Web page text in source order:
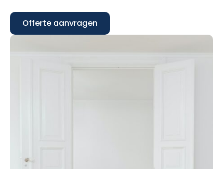
Offerte aanvragen